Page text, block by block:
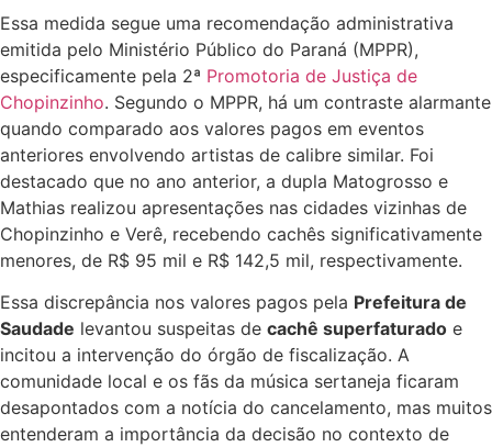
Essa medida segue uma recomendação administrativa
emitida pelo Ministério Público do Paraná (MPPR),
especificamente pela 2ª Promotoria de Justiça de
Chopinzinho. Segundo o MPPR, há um contraste alarmante
quando comparado aos valores pagos em eventos
anteriores envolvendo artistas de calibre similar. Foi
destacado que no ano anterior, a dupla Matogrosso e
Mathias realizou apresentações nas cidades vizinhas de
Chopinzinho e Verê, recebendo cachês significativamente
menores, de R$ 95 mil e R$ 142,5 mil, respectivamente.
Essa discrepância nos valores pagos pela Prefeitura de
Saudade levantou suspeitas de cachê superfaturado e
incitou a intervenção do órgão de fiscalização. A
comunidade local e os fãs da música sertaneja ficaram
desapontados com a notícia do cancelamento, mas muitos
entenderam a importância da decisão no contexto de